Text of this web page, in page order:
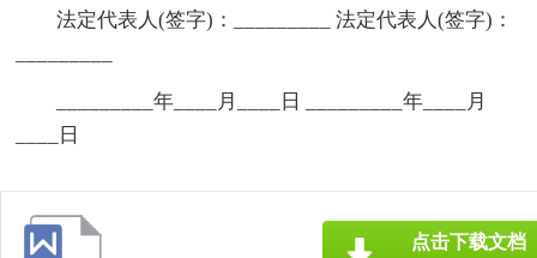
法定代表人(签字)：_________ 法定代表人(签字)：
_________年____月____日 _________年____月
____日
点击下载文档